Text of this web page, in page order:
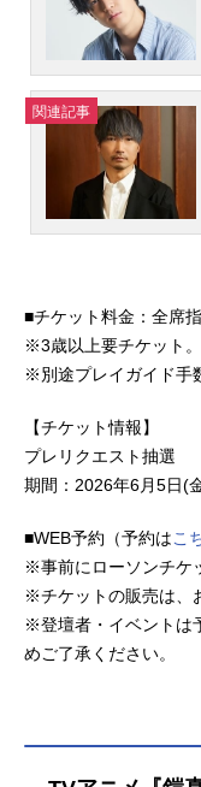
関連記事
■チケット料金：全席
※3歳以上要チケット
※別途プレイガイド手
【チケット情報】
プレリクエスト抽選
期間：2026年6月5日(
■WEB予約（予約はこ
※事前にローソンチケ
※チケットの販売は、
※登壇者・イベントは
めご了承ください。